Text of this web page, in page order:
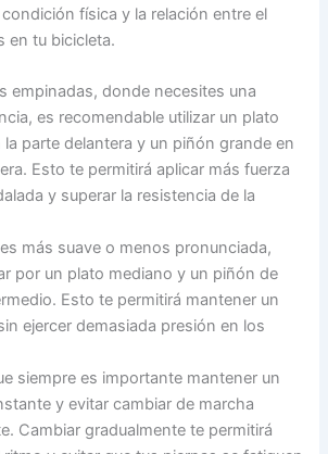
física y la relación entre el
en tu bicicleta.
empinadas, donde necesites una
es recomendable utilizar un plato
la parte delantera y un piñón grande en
Esto te permitirá aplicar más fuerza
y superar la resistencia de la
más suave o menos pronunciada,
por un plato mediano y un piñón de
Esto te permitirá mantener un
ejercer demasiada presión en los
siempre es importante mantener un
y evitar cambiar de marcha
Cambiar gradualmente te permitirá